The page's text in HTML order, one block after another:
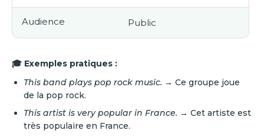
Audience Public
🎓 Exemples pratiques :
This band plays pop rock music. → Ce groupe joue
de la pop rock.
This artist is very popular in France. → Cet artiste est
très populaire en France.